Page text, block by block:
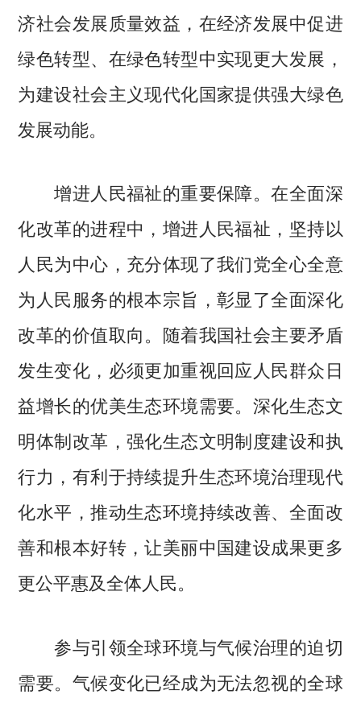
济社会发展质量效益，在经济发展中促进
绿色转型、在绿色转型中实现更大发展，
为建设社会主义现代化国家提供强大绿色
发展动能。
增进人民福祉的重要保障。在全面深
化改革的进程中，增进人民福祉，坚持以
人民为中心，充分体现了我们党全心全意
为人民服务的根本宗旨，彰显了全面深化
改革的价值取向。随着我国社会主要矛盾
发生变化，必须更加重视回应人民群众日
益增长的优美生态环境需要。深化生态文
明体制改革，强化生态文明制度建设和执
行力，有利于持续提升生态环境治理现代
化水平，推动生态环境持续改善、全面改
善和根本好转，让美丽中国建设成果更多
更公平惠及全体人民。
参与引领全球环境与气候治理的迫切
需要。气候变化已经成为无法忽视的全球